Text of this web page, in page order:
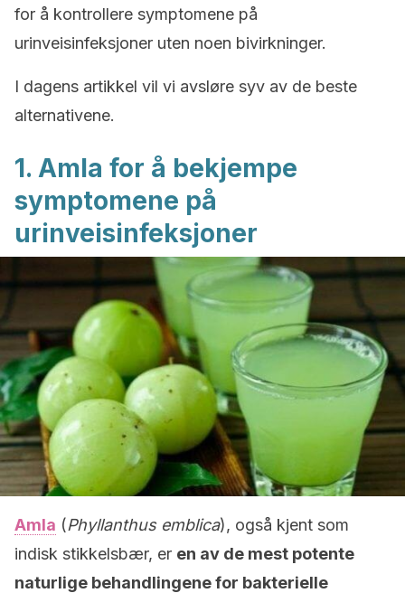
for å kontrollere symptomene på
urinveisinfeksjoner uten noen bivirkninger.
I dagens artikkel vil vi avsløre syv av de beste
alternativene.
1. Amla for å bekjempe
symptomene på
urinveisinfeksjoner
Amla (Phyllanthus emblica), også kjent som
indisk stikkelsbær, er en av de mest potente
naturlige behandlingene for bakterielle